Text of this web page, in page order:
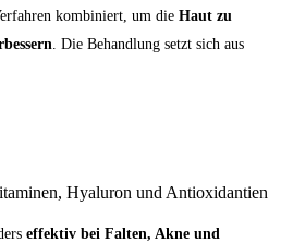
kombiniert, um die Haut zu
. Die Behandlung setzt sich aus
Hyaluron und Antioxidantien
effektiv bei Falten, Akne und